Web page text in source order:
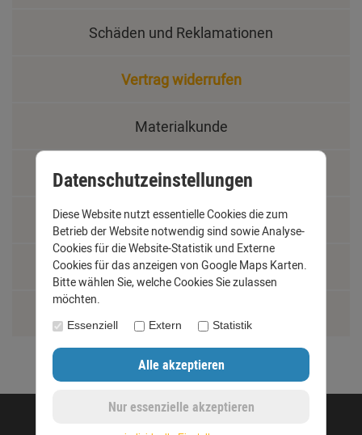
Schäden und Reklamationen
Vertrag widerrufen
Materialkunde
Fachbegriffe
Jobs
Montage und Installationshilfen
©opyright 2020 - www.dachrinnen-shop.de
Datenschutzeinstellungen
Diese Website nutzt essentielle Cookies die zum
Betrieb der Website notwendig sind sowie Analyse-
Cookies für die Website-Statistik und Externe
Cookies für das anzeigen von Google Maps Karten.
Bitte wählen Sie, welche Cookies Sie zulassen
möchten.
Essenziell Extern Statistik